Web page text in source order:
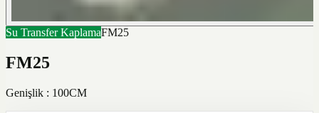
Su Transfer KaplamaFM25
FM25
Genişlik : 100CM